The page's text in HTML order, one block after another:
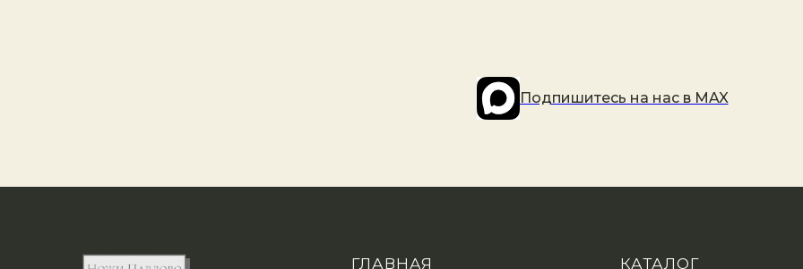
Подпишитесь на наc в MAX
ГЛАВНАЯ КАТАЛОГ